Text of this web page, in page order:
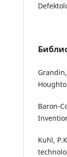
Baron-
Kuhl,